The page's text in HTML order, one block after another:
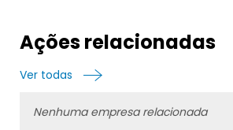
Ações relacionadas
Ver todas
Nenhuma empresa relacionada